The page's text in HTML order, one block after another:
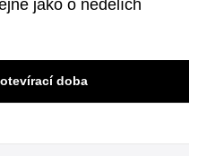
jako o nedělích
doba